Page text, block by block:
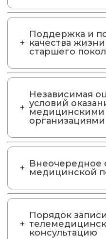
Поддержка и
качества
старшего
Независимая
условий
медицинскими
организациями
Внеочередное
медицинской
Порядок
консультацию